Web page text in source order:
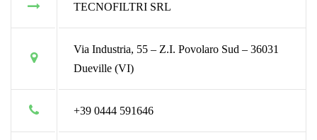
TECNOFILTRI SRL
Via Industria, 55 – Z.I. Povolaro Sud – 36031
Dueville (VI)
+39 0444 591646